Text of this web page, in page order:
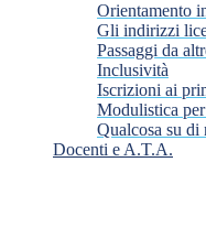
Orientamento
Gli indirizzi
Passaggi da
Inclusività
Iscrizioni ai
Modulistica
Qualcosa su di
Docenti e A.T.A.